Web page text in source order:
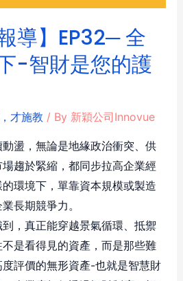
導】EP32─ 全
-智財是您的護
才施教 / By 新穎公司Innovue
盪，無論是地緣政治衝突、供
趨於緊縮，都同步拉高企業經
環境下，單靠資本規模或製造
長期競爭力。
，真正能穿越景氣循環、抵禦
是看得見的資產，而是那些難
評價的無形資產-也就是智慧財